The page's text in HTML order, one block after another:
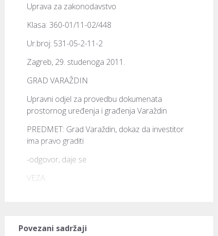
Uprava za zakonodavstvo
Klasa: 360-01/11-02/448
Ur.broj: 531-05-2-11-2
Zagreb, 29. studenoga 2011.
GRAD VARAŽDIN
Upravni odjel za provedbu dokumenata
prostornog uređenja i građenja Varaždin
PREDMET: Grad Varaždin, dokaz da investitor
ima pravo graditi
-odgovor, daje se
VEZA:
Povezani sadržaji